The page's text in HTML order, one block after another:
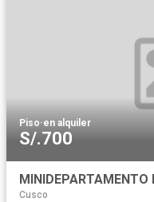
Piso·en alquiler
S/.700
Cusco